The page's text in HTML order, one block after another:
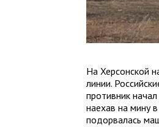
На Херсонской
линии.
противник
наехав на мину
подорвалась